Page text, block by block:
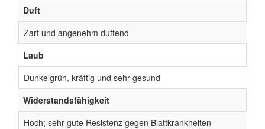
Duft
Zart und angenehm duftend
Laub
Dunkelgrün, kräftig und sehr gesund
Widerstandsfähigkeit
Hoch; sehr gute Resistenz gegen Blattkrankheiten